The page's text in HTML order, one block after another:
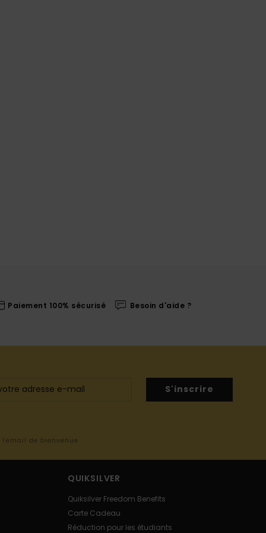
Paiement 100% sécurisé Besoin d'aide ?
S'inscrire
de bienvenue
QUIKSILVER
Quiksilver Freedom Benefits
Carte Cadeau
Réduction pour les étudiants